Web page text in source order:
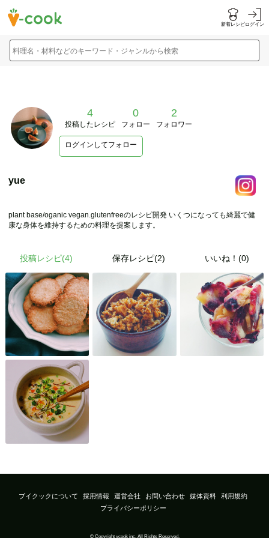
新着レシピログイン
料理名・材料などのキーワード・ジャンルから検索
4
投稿したレシピ
0
フォロー
2
フォロワー
ログインしてフォロー
yue
plant base/oganic vegan.glutenfreeのレシピ開発 いくつになっても綺麗で健
康な身体を維持するための料理を提案します。
投稿レシピ(4) 保存レシピ(2) いいね！(0)
ブイクックについて 採用情報 運営会社 お問い合わせ 媒体資料
利用規約
プライバシーポリシー
© Copyright vcook inc. All Rights Reserved.